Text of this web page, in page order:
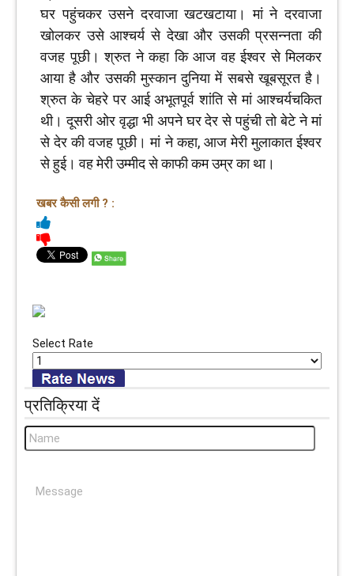
घर पहुंचकर उसने दरवाजा खटखटाया। मां ने दरवाजा
खोलकर उसे आश्चर्य से देखा और उसकी प्रसन्नता की
वजह पूछी। श्रुत ने कहा कि आज वह ईश्वर से मिलकर
आया है और उसकी मुस्कान दुनिया में सबसे खूबसूरत है।
श्रुत के चेहरे पर आई अभूतपूर्व शांति से मां आश्चर्यचकित
थी। दूसरी ओर वृद्धा भी अपने घर देर से पहुंची तो बेटे ने मां
से देर की वजह पूछी। मां ने कहा, आज मेरी मुलाकात ईश्वर
से हुई। वह मेरी उम्मीद से काफी कम उम्र का था।
खबर कैसी लगी ? :
Select Rate
प्रतिक्रिया दें